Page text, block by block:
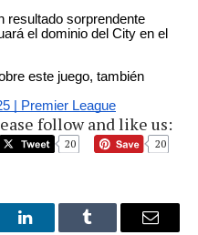
resultado sorprendente
el dominio del City en el
este juego, también
| Premier League
follow and like us:
20 20
LinkedInTumblr Email